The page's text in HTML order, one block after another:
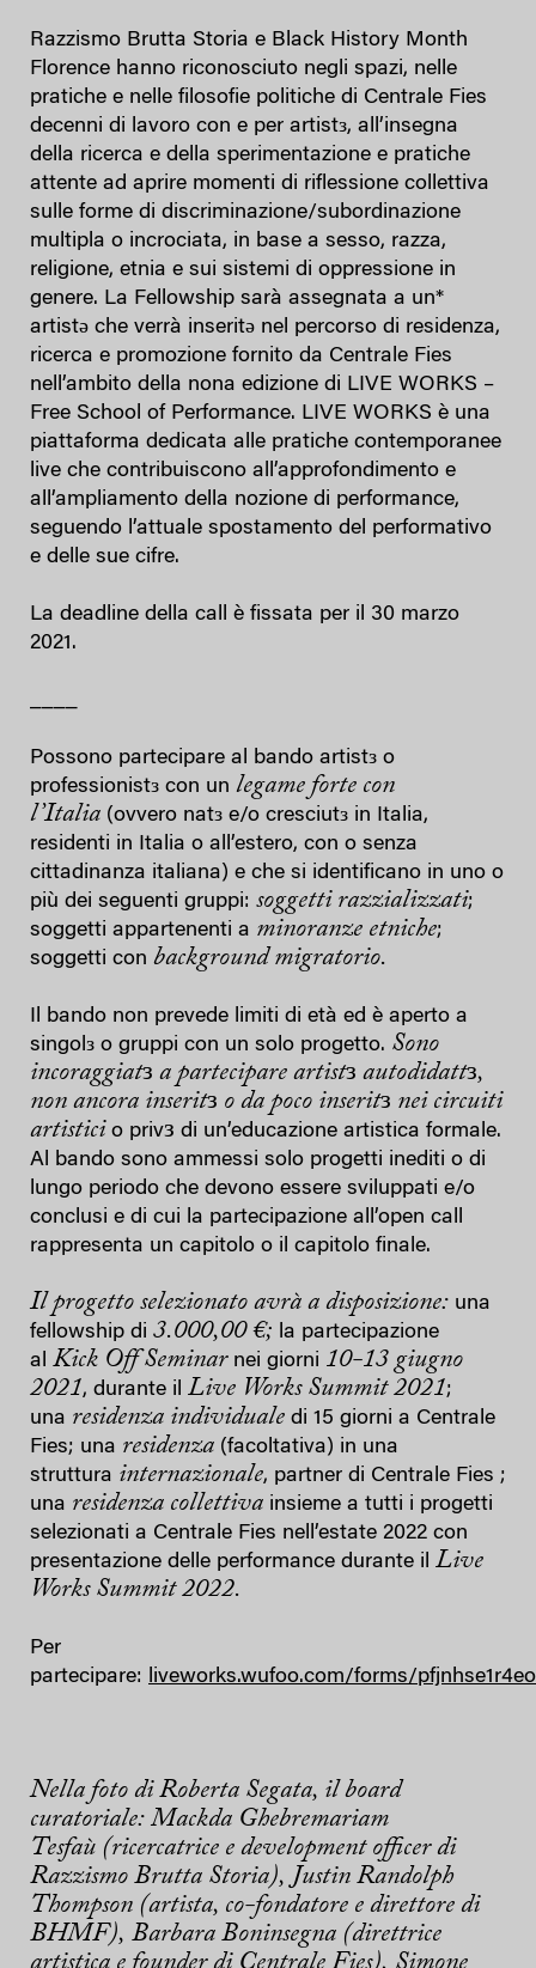
Razzismo Brutta Storia e Black History Month
Florence hanno riconosciuto negli spazi, nelle
pratiche e nelle filosofie politiche di Centrale Fies
decenni di lavoro con e per artistз, all’insegna
della ricerca e della sperimentazione e pratiche
attente ad aprire momenti di riflessione collettiva
sulle forme di discriminazione/subordinazione
multipla o incrociata, in base a sesso, razza,
religione, etnia e sui sistemi di oppressione in
genere. La Fellowship sarà assegnata a un*
artistə che verrà inseritə nel percorso di residenza,
ricerca e promozione fornito da Centrale Fies
nell’ambito della nona edizione di LIVE WORKS –
Free School of Performance. LIVE WORKS è una
piattaforma dedicata alle pratiche contemporanee
live che contribuiscono all’approfondimento e
all’ampliamento della nozione di performance,
seguendo l’attuale spostamento del performativo
e delle sue cifre.
La deadline della call è fissata per il 30 marzo
2021.
Possono partecipare al bando artistз o
professionistз con un legame forte con
l’Italia (ovvero natз e/o cresciutз in Italia,
residenti in Italia o all’estero, con o senza
cittadinanza italiana) e che si identificano in uno o
più dei seguenti gruppi: soggetti razzializzati;
soggetti appartenenti a minoranze etniche;
soggetti con background migratorio.
Il bando non prevede limiti di età ed è aperto a
singolз o gruppi con un solo progetto. Sono
incoraggiatз a partecipare artistз autodidattз,
non ancora inseritз o da poco inseritз nei circuiti
artistici o privз di un’educazione artistica formale.
Al bando sono ammessi solo progetti inediti o di
lungo periodo che devono essere sviluppati e/o
conclusi e di cui la partecipazione all’open call
rappresenta un capitolo o il capitolo finale.
Il progetto selezionato avrà a disposizione: una
fellowship di 3.000,00 €; la partecipazione
al Kick Off Seminarnei giorni 10-13 giugno
2021, durante il Live Works Summit 2021;
una residenza individuale di 15 giorni a Centrale
Fies; una residenza (facoltativa) in una
struttura internazionale, partner di Centrale Fies ;
una residenza collettiva insieme a tutti i progetti
selezionati a Centrale Fies nell’estate 2022 con
presentazione delle performance durante il Live
Works Summit 2022.
Per
partecipare: liveworks.wufoo.com/forms/
Nella foto di Roberta Segata, il board
curatoriale: Mackda Ghebremariam
Tesfaù (ricercatrice e development officer di
Razzismo Brutta Storia), Justin Randolph
Thompson (artista, co-fondatore e direttore di
BHMF), Barbara Boninsegna (direttrice